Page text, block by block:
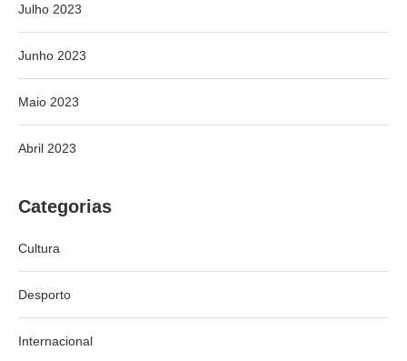
Julho 2023
Junho 2023
Maio 2023
Abril 2023
Categorias
Cultura
Desporto
Internacional